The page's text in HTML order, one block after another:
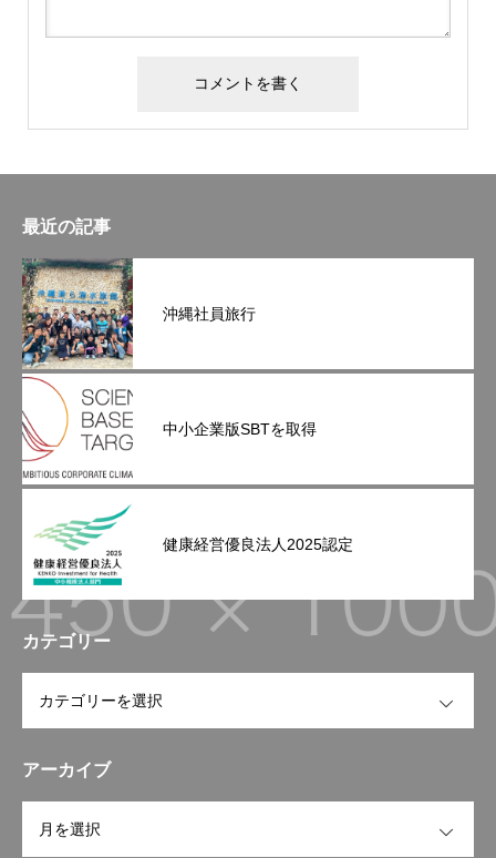
最近の記事
沖縄社員旅行
中小企業版SBTを取得
健康経営優良法人2025認定
カテゴリー
アーカイブ